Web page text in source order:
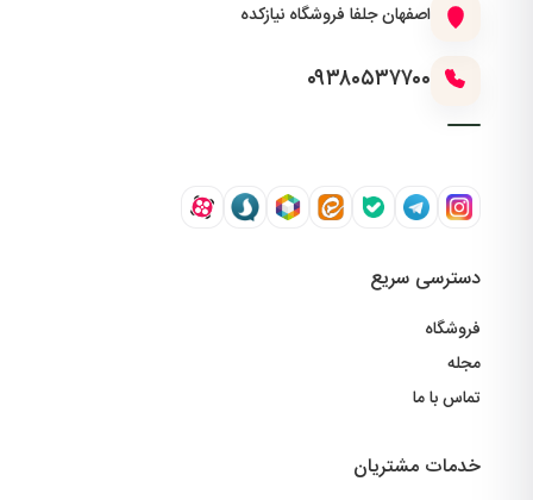
اصفهان جلفا فروشگاه نیازکده
۰۹۳۸۰۵۳۷۷۰۰
دسترسی سریع
فروشگاه
مجله
تماس با ما
خدمات مشتریان